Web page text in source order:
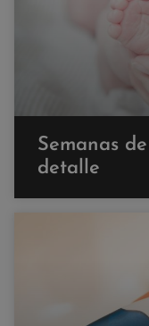
Semanas
detalle